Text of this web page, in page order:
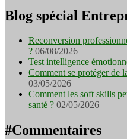
Blog spécial
Reconversion
? 06/08/2026
Test intelligence
Comment se protéger de
03/05/2026
Comment les soft skills
santé ? 02/05/2026
#Commentaires